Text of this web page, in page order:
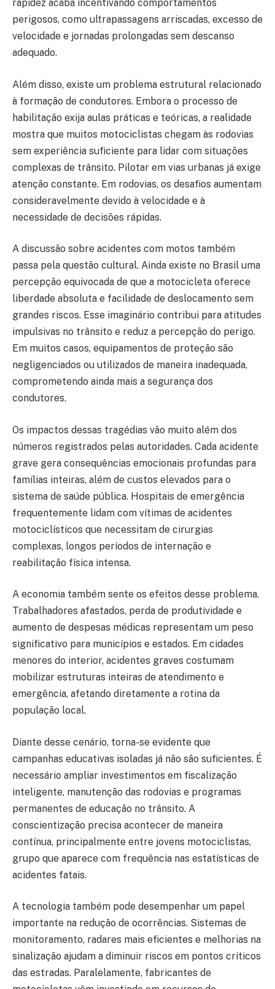
rapidez acaba incentivando comportamentos
perigosos, como ultrapassagens arriscadas, excesso de
velocidade e jornadas prolongadas sem descanso
adequado.
Além disso, existe um problema estrutural relacionado
à formação de condutores. Embora o processo de
habilitação exija aulas práticas e teóricas, a realidade
mostra que muitos motociclistas chegam às rodovias
sem experiência suficiente para lidar com situações
complexas de trânsito. Pilotar em vias urbanas já exige
atenção constante. Em rodovias, os desafios aumentam
consideravelmente devido à velocidade e à
necessidade de decisões rápidas.
A discussão sobre acidentes com motos também
passa pela questão cultural. Ainda existe no Brasil uma
percepção equivocada de que a motocicleta oferece
liberdade absoluta e facilidade de deslocamento sem
grandes riscos. Esse imaginário contribui para atitudes
impulsivas no trânsito e reduz a percepção do perigo.
Em muitos casos, equipamentos de proteção são
negligenciados ou utilizados de maneira inadequada,
comprometendo ainda mais a segurança dos
condutores.
Os impactos dessas tragédias vão muito além dos
números registrados pelas autoridades. Cada acidente
grave gera consequências emocionais profundas para
famílias inteiras, além de custos elevados para o
sistema de saúde pública. Hospitais de emergência
frequentemente lidam com vítimas de acidentes
motociclísticos que necessitam de cirurgias
complexas, longos períodos de internação e
reabilitação física intensa.
A economia também sente os efeitos desse problema.
Trabalhadores afastados, perda de produtividade e
aumento de despesas médicas representam um peso
significativo para municípios e estados. Em cidades
menores do interior, acidentes graves costumam
mobilizar estruturas inteiras de atendimento e
emergência, afetando diretamente a rotina da
população local.
Diante desse cenário, torna-se evidente que
campanhas educativas isoladas já não são suficientes. É
necessário ampliar investimentos em fiscalização
inteligente, manutenção das rodovias e programas
permanentes de educação no trânsito. A
conscientização precisa acontecer de maneira
contínua, principalmente entre jovens motociclistas,
grupo que aparece com frequência nas estatísticas de
acidentes fatais.
A tecnologia também pode desempenhar um papel
importante na redução de ocorrências. Sistemas de
monitoramento, radares mais eficientes e melhorias na
sinalização ajudam a diminuir riscos em pontos críticos
das estradas. Paralelamente, fabricantes de